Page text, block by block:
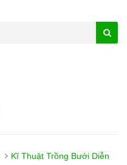
Kĩ Thuật Trồng Bưởi Diễn